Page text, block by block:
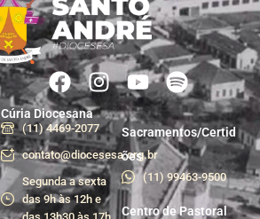
Cúria Diocesana
(11) 4469-2077
contato@diocesesa.org.br
Segunda a sexta
das 9h às 12h e
Sacramentos/Certid
ões
(11) 99463-9500
Centro de Pastoral